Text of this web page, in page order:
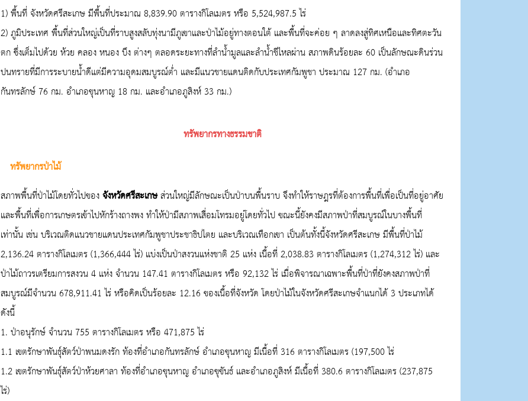
1)พื้นที่ จังหวัดศรีสะเกษ มีพื้นที่ประมาณ 8,839.90ตารางกิโลเมตร หรือ 5,524,987.5ไร่
2)ภูมิประเทศ พื้นที่ส่วนใหญ่เป็นที่ราบสูงสลับทุ่งนามีภูเขาและป่าไม้อยู่ทางตอนใต้ และพื้นที่จะค่อย ๆ ลาดลงสู่ทิศเหนือและทิศตะวัน
ตก ซึ่งเต็มไปด้วย ห้วย คลอง หนอง บึง ต่างๆ ตลอดระยะทางที่ลำน้ำมูลและลำน้ำชีไหลผ่าน สภาพดินร้อยละ 60 เป็นลักษณะดินร่วน
ปนทรายที่มีการระบายน้ำดีแต่มีความอุดมสมบูรณ์ต่ำ และมีแนวชายแดนติดกับประเทศกัมพูชา ประมาณ 127 กม. (อำเภอ
กันทรลักษ์76 กม. อำเภอขุนหาญ 18 กม. และอำเภอภูสิงห์ 33 กม.)
ทรัพยากรทางธรรมชาติ
ทรัพยากรป่าไม้
สภาพพื้นที่ป่าไม้โดยทั่วไปของจังหวัดศรีสะเกษส่วนใหญ่มีลักษณะเป็นป่าบนพื้นราบ จึงทำให้ราษฎรที่ต้องการพื้นที่เพื่อเป็นที่อยู่อาศัย
และพื้นที่เพื่อการเกษตรเข้าไปหักร้างถางพง ทำให้ป่ามีสภาพเสื่อมโทรมอยู่โดยทั่วไป ขณะนี้ยังคงมีสภาพป่าที่สมบูรณ์ในบางพื้นที่
เท่านั้น เช่น บริเวณติดแนวชายแดนประเทศกัมพูชาประชาธิปไตย และบริเวณเทือกเขา เป็นต้นทั้งนี้จังหวัดศรีสะเกษ มีพื้นที่ป่าไม้
2,136.24ตารางกิโลเมตร (1,366,444ไร่) แบ่งเป็นป่าสงวนแห่งชาติ 25 แห่ง เนื้อที่2,038.83ตารางกิโลเมตร (1,274,312ไร่) และ
ป่าไม้ถาวรเตรียมการสงวน4 แห่ง จำนวน 147.41 ตารางกิโลเมตร หรือ 92,132ไร่ เมื่อพิจารณาเฉพาะพื้นที่ป่าที่ยังคงสภาพป่าที่
สมบูรณ์มีจำนวน678,911.41ไร่ หรือคิดเป็นร้อยละ 12.16 ของเนื้อที่จังหวัด โดยป่าไม้ในจังหวัดศรีสะเกษจำแนกได้3ประเภทได้
ดังนี้
1. ป่าอนุรักษ์ จำนวน755 ตารางกิโลเมตร หรือ 471,875ไร่
1.1 เขตรักษาพันธุ์สัตว์ป่าพนมดงรัก ท้องที่อำเภอกันทรลักษ์ อำเภอขุนหาญ มีเนื้อที่ 316 ตารางกิโลเมตร (197,500ไร่
1.2 เขตรักษาพันธุ์สัตว์ป่าห้วยศาลา ท้องที่อำเภอขุนหาญ อำเภอขุขันธ์ และอำเภอภูสิงห์ มีเนื้อที่ 380.6 ตารางกิโลเมตร (237,875
ไร่)